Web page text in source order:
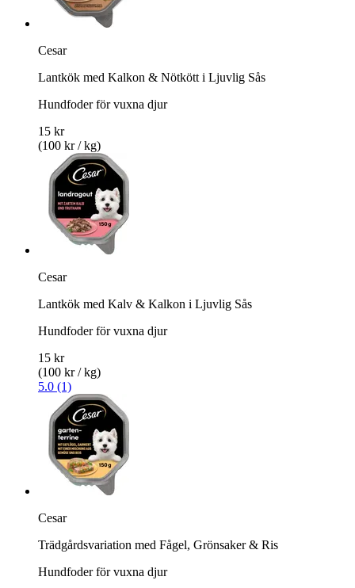
Cesar
Lantkök med Kalkon & Nötkött i Ljuvlig Sås
Hundfoder för vuxna djur
15 kr
(100 kr / kg)
Cesar
Lantkök med Kalv & Kalkon i Ljuvlig Sås
Hundfoder för vuxna djur
15 kr
(100 kr / kg)
5.0 (1)
Cesar
Trädgårdsvariation med Fågel, Grönsaker & Ris
Hundfoder för vuxna djur